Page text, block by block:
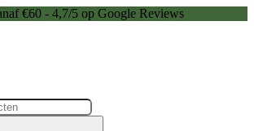
€60 - 4,7/5 op Google Reviews